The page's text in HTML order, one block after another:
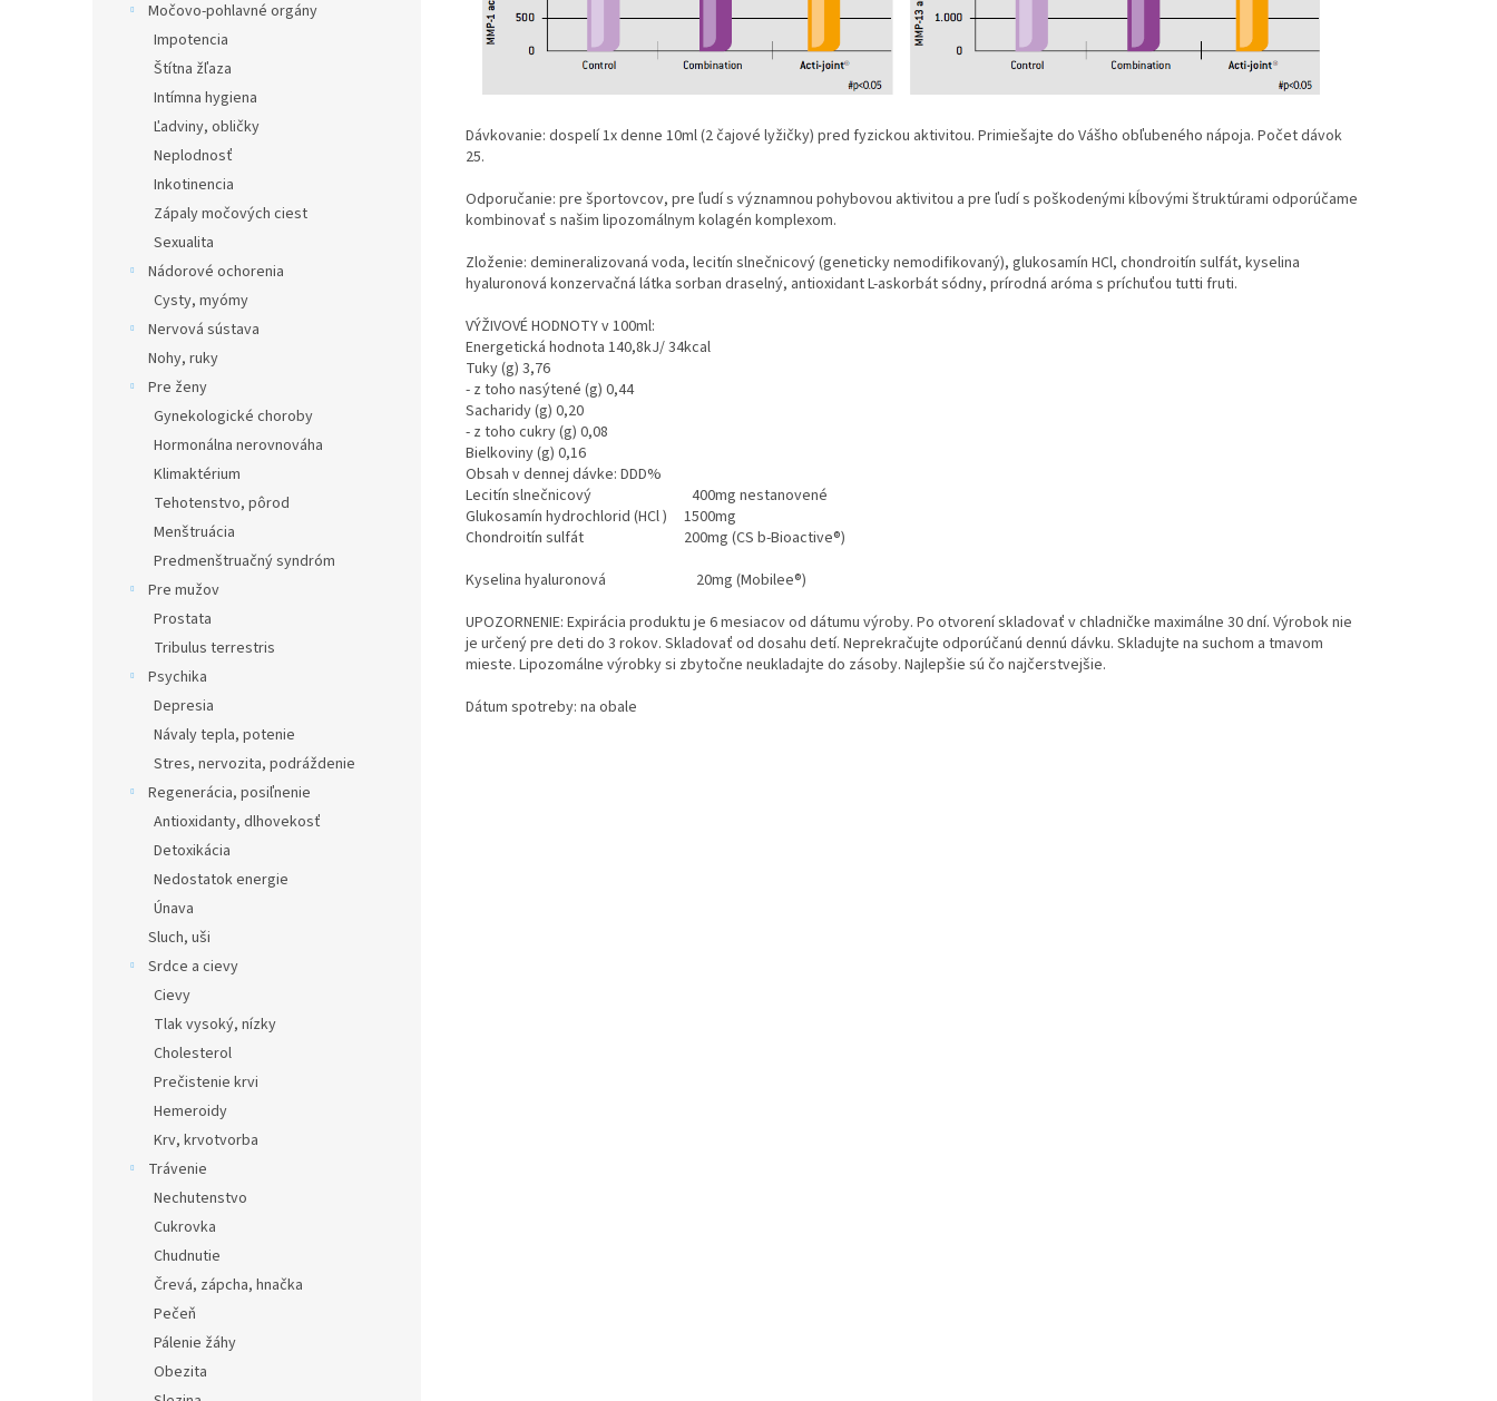
Močovo-pohlavné orgány
Impotencia
Štítna žľaza
Intímna hygiena
Ľadviny, obličky
Neplodnosť
Inkotinencia
Zápaly močových ciest
Sexualita
Nádorové ochorenia
Cysty, myómy
Nervová sústava
Nohy, ruky
Pre ženy
Gynekologické choroby
Hormonálna nerovnováha
Klimaktérium
Tehotenstvo, pôrod
Menštruácia
Predmenštruačný syndróm
Pre mužov
Prostata
Tribulus terrestris
Psychika
Depresia
Návaly tepla, potenie
Stres, nervozita, podráždenie
Regenerácia, posiľnenie
Antioxidanty, dlhovekosť
Detoxikácia
Nedostatok energie
Únava
Sluch, uši
Srdce a cievy
Cievy
Tlak vysoký, nízky
Cholesterol
Prečistenie krvi
Hemeroidy
Krv, krvotvorba
Trávenie
Nechutenstvo
Cukrovka
Chudnutie
Črevá, zápcha, hnačka
Pečeň
Pálenie žáhy
Obezita
Dávkovanie: dospelí 1x denne 10ml (2 čajové lyžičky) pred fyzickou aktivitou. Primiešajte do Vášho obľubeného nápoja. Počet dávok
25.
Odporučanie: pre športovcov, pre ľudí s významnou pohybovou aktivitou a pre ľudí s poškodenými kĺbovými štruktúrami odporúčame
kombinovať s našim lipozomálnym kolagén komplexom.
Zloženie: demineralizovaná voda, lecitín slnečnicový (geneticky nemodifikovaný), glukosamín HCl, chondroitín sulfát, kyselina
hyaluronová konzervačná látka sorban draselný, antioxidant L-askorbát sódny, prírodná aróma s príchuťou tutti fruti.
VÝŽIVOVÉ HODNOTY v 100ml:
Energetická hodnota 140,8kJ/ 34kcal
Tuky (g) 3,76
- z toho nasýtené (g) 0,44
Sacharidy (g) 0,20
- z toho cukry (g) 0,08
Bielkoviny (g) 0,16
Obsah v dennej dávke: DDD%
Lecitín slnečnicový 400mg nestanovené
Glukosamín hydrochlorid (HCl ) 1500mg
Chondroitín sulfát 200mg (CS b-Bioactive®)
Kyselina hyaluronová 20mg (Mobilee®)
UPOZORNENIE: Expirácia produktu je 6 mesiacov od dátumu výroby. Po otvorení skladovať v chladničke maximálne 30 dní. Výrobok nie
je určený pre deti do 3 rokov. Skladovať od dosahu detí. Neprekračujte odporúčanú dennú dávku. Skladujte na suchom a tmavom
mieste. Lipozomálne výrobky si zbytočne neukladajte do zásoby. Najlepšie sú čo najčerstvejšie.
Dátum spotreby: na obale